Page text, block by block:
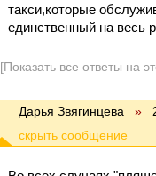
такси,которые
единственный на весь
[Показать все ответы на
Дарья Звягинцева »